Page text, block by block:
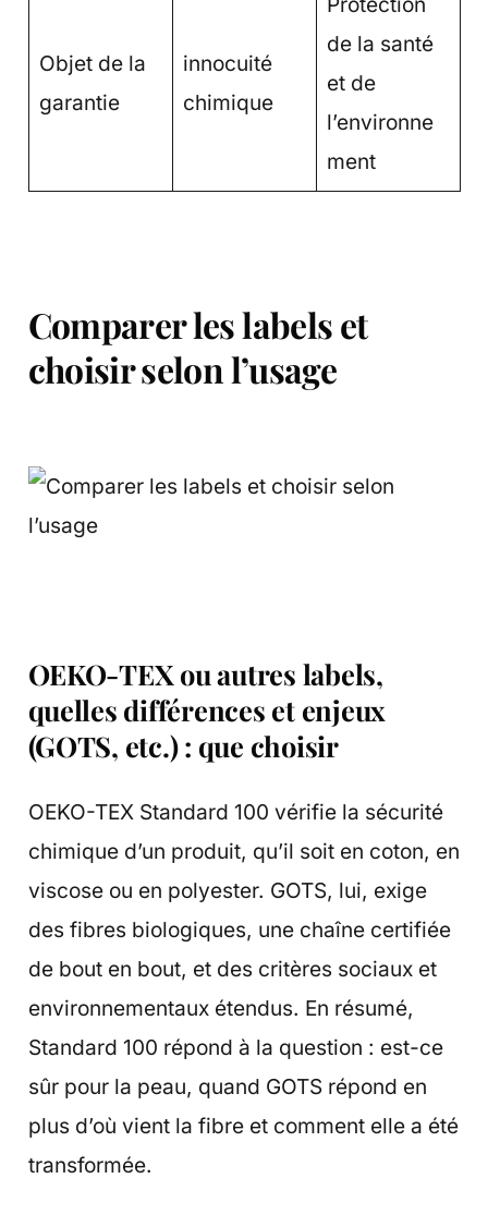
Objet de la
garantie
innocuité
chimique
de la santé
et de
l’environne
ment
Comparer les labels et
choisir selon l’usage
OEKO-TEX ou autres labels,
quelles différences et enjeux
(GOTS, etc.) : que choisir
OEKO-TEX Standard 100 vérifie la sécurité
chimique d’un produit, qu’il soit en coton, en
viscose ou en polyester. GOTS, lui, exige
des fibres biologiques, une chaîne certifiée
de bout en bout, et des critères sociaux et
environnementaux étendus. En résumé,
Standard 100 répond à la question : est-ce
sûr pour la peau, quand GOTS répond en
plus d’où vient la fibre et comment elle a été
transformée.